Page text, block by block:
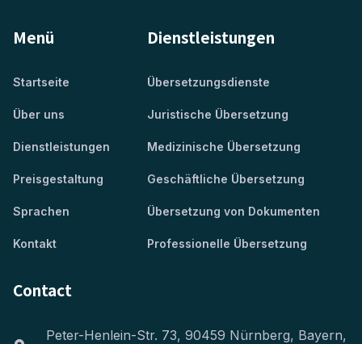
Menü
Startseite
Über uns
Dienstleistungen
Preisgestaltung
Sprachen
Kontakt
Dienstleistungen
Übersetzungsdienste
Juristische Übersetzung
Medizinische Übersetzung
Geschäftliche Übersetzung
Übersetzung von Dokumenten
Professionelle Übersetzung
Contact
Peter-Henlein-Str. 73, 90459 Nürnberg, Bayern,